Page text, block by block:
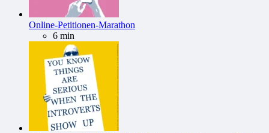
Online-Petitionen-Marathon
6 min